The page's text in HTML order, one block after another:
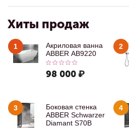
Хиты продаж
1
Акриловая ванна
ABBER AB9220
98 000 ₽
2
3
Боковая стенка
ABBER Schwarzer
Diamant S70B
4